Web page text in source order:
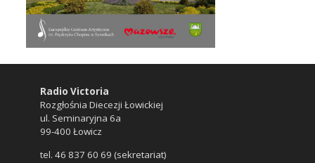
Radio Victoria
Rozgłośnia Diecezji Łowickiej
ul. Seminaryjna 6a
99-400 Łowicz
tel. 46 837 60 69 (sekretariat)